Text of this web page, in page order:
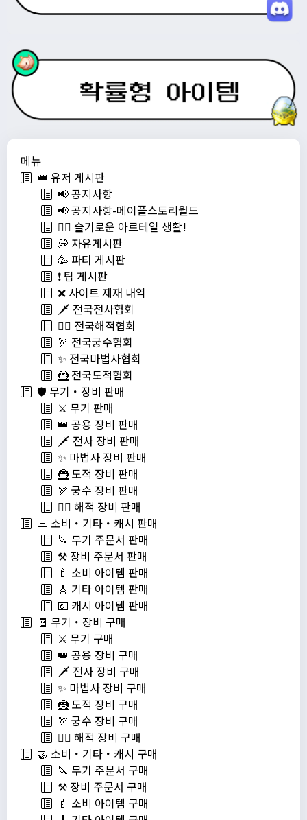
메뉴
👑 유저 게시판
📢 공지사항
📢 공지사항-메이플스토리월드
💁‍♂ 슬기로운 아르테일 생활!
💭 자유게시판
🥳 파티 게시판
❗️ 팁 게시판
❌ 사이트 제재 내역
🗡️ 전국전사협회
🏴‍☠️ 전국해적협회
🏹 전국궁수협회
✨ 전국마법사협회
🦹 전국도적협회
🛡️ 무기・장비 판매
⚔️ 무기 판매
👑 공용 장비 판매
🗡️ 전사 장비 판매
✨ 마법사 장비 판매
🦹 도적 장비 판매
🏹 궁수 장비 판매
🏴‍☠️ 해적 장비 판매
📜 소비・기타・캐시 판매
🔪 무기 주문서 판매
⚒️ 장비 주문서 판매
🍼 소비 아이템 판매
🎸 기타 아이템 판매
💶 캐시 아이템 판매
🧾 무기・장비 구매
⚔️ 무기 구매
👑 공용 장비 구매
🗡️ 전사 장비 구매
✨ 마법사 장비 구매
🦹 도적 장비 구매
🏹 궁수 장비 구매
🏴‍☠️ 해적 장비 구매
🤝 소비・기타・캐시 구매
🔪 무기 주문서 구매
⚒️ 장비 주문서 구매
🍼 소비 아이템 구매